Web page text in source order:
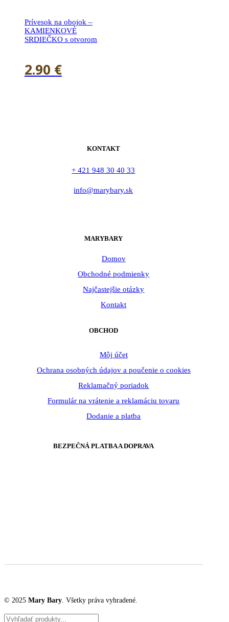
Prívesok na obojok –
KAMIENKOVÉ
SRDIEČKO s otvorom
2.90 €
KONTAKT
+ 421 948 30 40 33
info@marybary.sk
MARYBARY
Domov
Obchodné podmienky
Najčastejšie otázky
Kontakt
OBCHOD
Môj účet
Ochrana osobných údajov a poučenie o cookies
Reklamačný poriadok
Formulár na vrátenie a reklamáciu tovaru
Dodanie a platba
BEZPEČNÁ PLATBA A DOPRAVA
© 2025 Mary Bary . Všetky práva vyhradené.
Products